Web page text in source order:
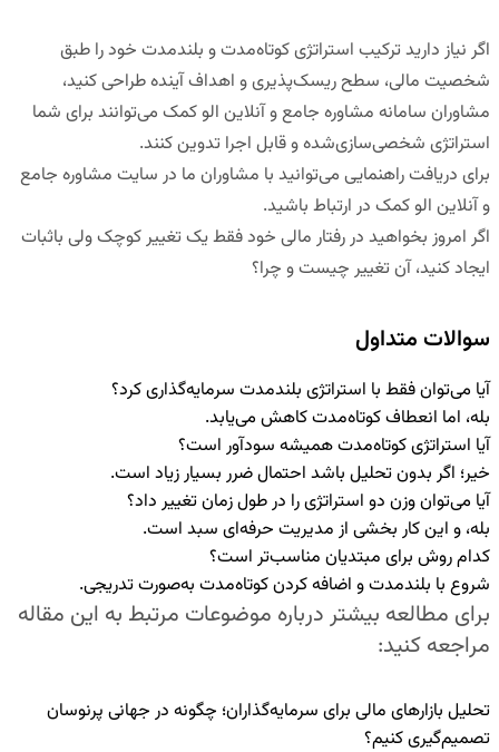
اگر نیاز دارید ترکیب استراتژی کوتاه‌مدت و بلندمدت خود را طبق
شخصیت مالی، سطح ریسک‌پذیری و اهداف آینده طراحی کنید،
مشاوران سامانه مشاوره جامع و آنلاین الو کمک می‌توانند برای شما
استراتژی شخصی‌سازی‌شده و قابل اجرا تدوین کنند.
برای دریافت راهنمایی می‌توانید با مشاوران ما در سایت مشاوره جامع
و آنلاین الو کمک در ارتباط باشید.
اگر امروز بخواهید در رفتار مالی خود فقطیک تغییر کوچک ولی باثبات
ایجاد کنید، آن تغییر چیست و چرا؟
سوالات متداول
آیا می‌توان فقط با استراتژی بلندمدت سرمایه‌گذاری کرد؟
بله، اما انعطاف کوتاه‌مدت کاهش می‌یابد.
آیا استراتژی کوتاه‌مدت همیشه سودآور است؟
خیر؛ اگر بدون تحلیل باشد احتمال ضرر بسیار زیاد است.
آیا می‌توان وزن دو استراتژی را در طول زمان تغییر داد؟
بله، و این کار بخشی از مدیریت حرفه‌ای سبد است.
کدام روش برای مبتدیان مناسب‌تر است؟
شروع با بلندمدت و اضافه کردن کوتاه‌مدت به‌صورت تدریجی.
برای مطالعه بیشتر درباره موضوعات مرتبط به این مقاله
مراجعه کنید:
تحلیل بازارهای مالی برای سرمایه‌گذاران؛ چگونه در جهانی پرنوسان
تصمیم‌گیری کنیم؟